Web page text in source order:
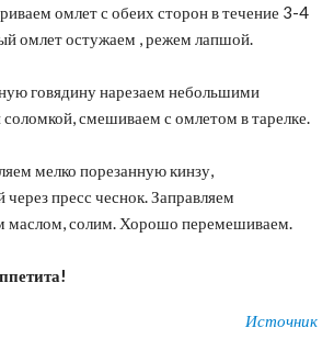
омлет с обеих сторон в течение 3-4
омлет остужаем , режем лапшой.
говядину нарезаем небольшими
смешиваем с омлетом в тарелке.
мелко порезанную кинзу,
пресс чеснок. Заправляем
маслом, солим. Хорошо перемешиваем.
Источник